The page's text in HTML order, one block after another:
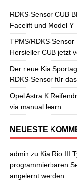
RDKS-Sensor CUB
Facelift und Model Y
TPMS/RDKS-
Hersteller CUB jetzt
Der neue Kia
RDKS-Sensor für
Opel Astra K
via manual learn
NEUESTE
admin zu Kia Rio III
programmierbaren
angelernt werden